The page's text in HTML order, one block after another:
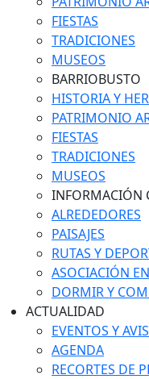
FIESTAS
TRADICIONES
MUSEOS
BARRIOBUSTO
HISTORIA Y
PATRIMONIO
FIESTAS
TRADICIONES
MUSEOS
INFORMACIÓN
ALREDEDORES
PAISAJES
RUTAS Y
ASOCIACIÓN
DORMIR Y
ACTUALIDAD
EVENTOS Y
AGENDA
RECORTES DE